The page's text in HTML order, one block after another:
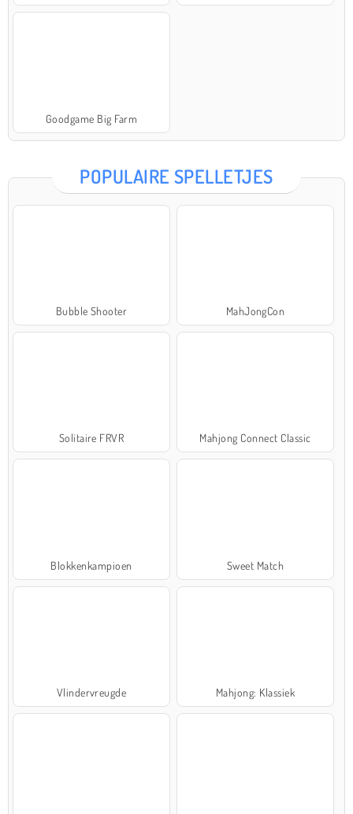
Goodgame Big Farm
POPULAIRE SPELLETJES
Bubble Shooter MahJongCon
Solitaire FRVR Mahjong Connect Classic
Blokkenkampioen Sweet Match
Vlindervreugde Mahjong: Klassiek